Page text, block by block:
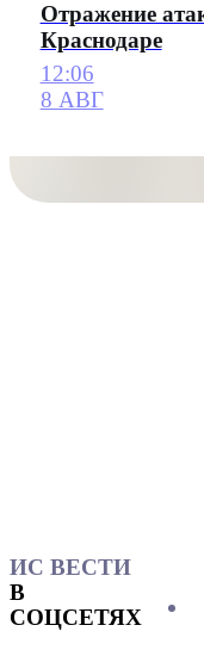
Отражение
Краснодаре
12:06
8 АВГ
ИС ВЕСТИ
В
СОЦСЕТЯХ